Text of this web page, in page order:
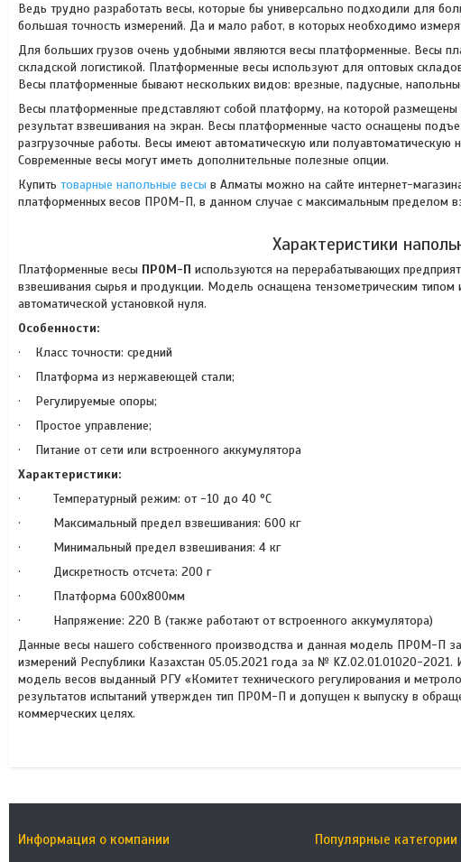
Ведь трудно разработать весы, которые бы универсально подходили для
большая точность измерений. Да и мало работ, в которых необходимо
Для больших грузов очень удобными являются весы платформенные. Весы
складской логистикой. Платформенные весы используют для оптовых
Весы платформенные бывают нескольких видов: врезные, падусные,
Весы платформенные представляют собой платформу, на которой
результат взвешивания на экран. Весы платформенные часто оснащены
разгрузочные работы. Весы имеют автоматическую или полуавтоматическую
Современные весы могут иметь дополнительные полезные опции.
Купить товарные напольные весы в Алматы можно на сайте интернет-
платформенных весов ПРОМ-П, в данном случае с максимальным пределом
Характеристики
Платформенные весы ПРОМ-П используются на перерабатывающих
взвешивания сырья и продукции. Модель оснащена тензометрическим типом
автоматической установкой нуля.
Особенности:
· Класс точности: средний
· Платформа из нержавеющей стали;
· Регулируемые опоры;
· Простое управление;
· Питание от сети или встроенного аккумулятора
Характеристики:
· Температурный режим: от -10 до 40 °С
· Максимальный предел взвешивания: 600 кг
· Минимальный предел взвешивания: 4 кг
· Дискретность отсчета: 200 г
· Платформа 600х800мм
· Напряжение: 220 В (также работают от встроенного аккумулятора)
Данные весы нашего собственного производства и данная модель ПРОМ-П
измерений Республики Казахстан 05.05.2021 года за № KZ.02.01.01020-
модель весов выданный РГУ «Комитет технического регулирования и
результатов испытаний утвержден тип ПРОМ-П и допущен к выпуску в
коммерческих целях.
Информация о компании Популярные категории